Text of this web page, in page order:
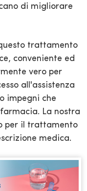
di migliorare
trattamento
conveniente ed
vero per
all'assistenza
impegni che
La nostra
per il trattamento
medica.